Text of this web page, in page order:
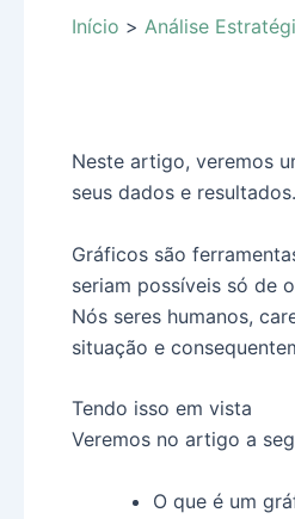
Início Análise
Neste artigo, veremos
seus dados e resultados.
Gráficos são
seriam possíveis só de
Nós seres humanos,
situação e
Tendo isso em vista
Veremos no artigo a
O que é um